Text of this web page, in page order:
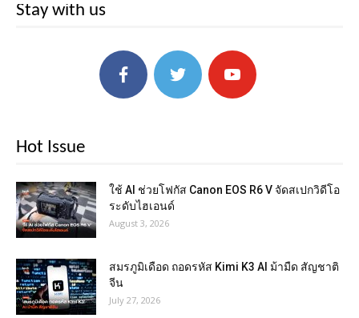
Stay with us
Hot Issue
ใช้ AI ช่วยโฟกัส Canon EOS R6 V จัดสเปกวิดีโอ
ระดับไฮเอนด์
August 3, 2026
สมรภูมิเดือด ถอดรหัส Kimi K3 AI ม้ามืด สัญชาติ
จีน
July 27, 2026